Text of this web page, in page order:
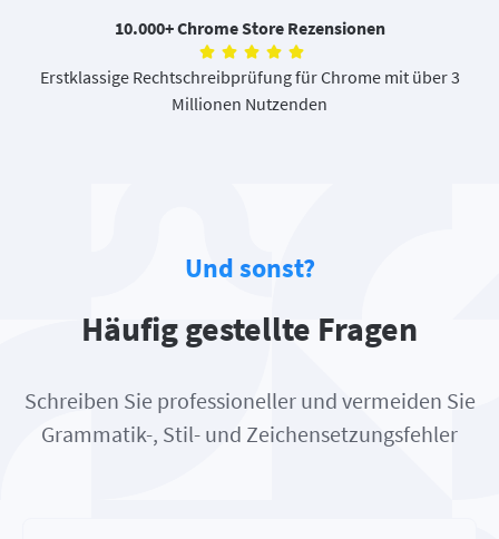
10.000+ Chrome Store Rezensionen
Erstklassige Rechtschreibprüfung für Chrome mit über 3
Millionen Nutzenden
Und sonst?
Häufig gestellte Fragen
Schreiben Sie professioneller und vermeiden Sie
Grammatik-, Stil- und Zeichensetzungsfehler